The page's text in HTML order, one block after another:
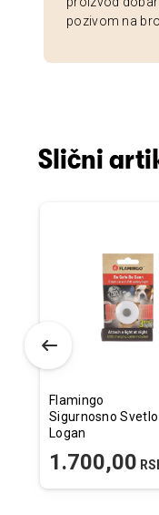
pozivom na
Slični
U KORPU
Flamingo
Sigurnosno Svetlo
Logan
1.700,00